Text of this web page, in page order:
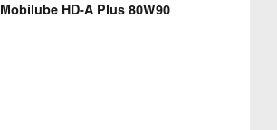
Mobilube HD-A Plus 80W90